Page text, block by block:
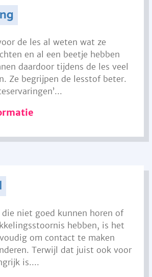
de les al weten wat ze
en al een beetje hebben
daardoor tijdens de les veel
Ze begrijpen de lesstof beter.
die niet goed kunnen horen of
hebben, is het
om contact te maken
Terwijl dat juist ook voor
is....